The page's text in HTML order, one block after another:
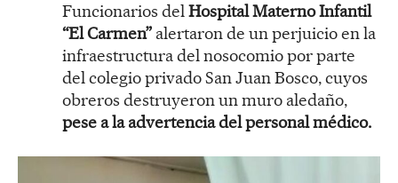
Funcionarios delHospital Materno Infantil
“El Carmen” alertaron de un perjuicio en la
infraestructura del nosocomio por parte
del colegio privado San Juan Bosco, cuyos
obreros destruyeron un muro aledaño,
pese a la advertencia del personal médico.